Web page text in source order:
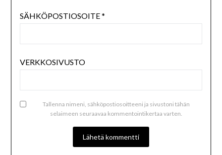
SÄHKÖPOSTIOSOITE*
VERKKOSIVUSTO
Tallenna nimeni, sähköpostiosoitteeni ja sivustoni tähän
selaimeen seuraavaa kommentointikertaa varten.